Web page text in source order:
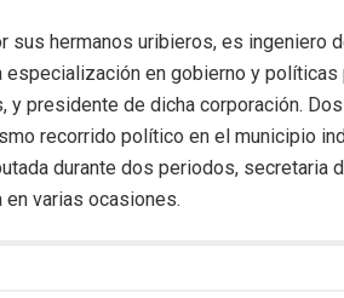
sus hermanos uribieros, es ingeniero
en gobierno y
presidente de dicha corporación.
recorrido político en el municipio
durante dos periodos, secretaria
en varias ocasiones.